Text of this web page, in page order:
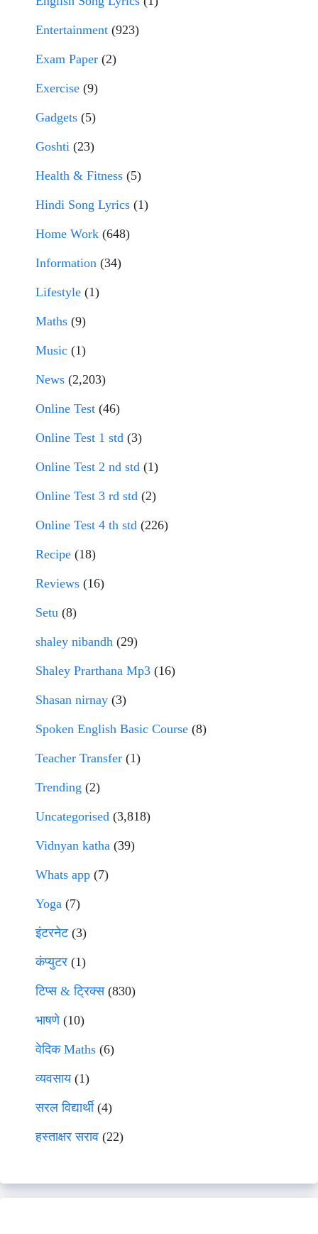
Entertainment (923)
Exam Paper (2)
Exercise (9)
Gadgets (5)
Goshti (23)
Health & Fitness (5)
Hindi Song Lyrics (1)
Home Work (648)
Information (34)
Lifestyle (1)
Maths (9)
Music (1)
News (2,203)
Online Test (46)
Online Test 1 std (3)
Online Test 2 nd std (1)
Online Test 3 rd std (2)
Online Test 4 th std (226)
Recipe (18)
Reviews (16)
Setu (8)
shaley nibandh (29)
Shaley Prarthana Mp3 (16)
Shasan nirnay (3)
Spoken English Basic Course (8)
Teacher Transfer (1)
Trending (2)
Uncategorised (3,818)
Vidnyan katha (39)
Whats app (7)
Yoga (7)
इंटरनेट(3)
कंप्युटर (1)
टिप्स & ट्रिक्स(830)
भाषणे(10)
वेदिक Maths (6)
व्यवसाय(1)
सरल विद्यार्थी(4)
हस्ताक्षर सराव (22)